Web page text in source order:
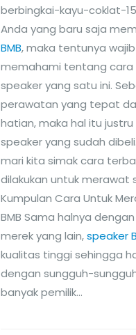
berbingkai-kayu-coklat-
Anda yang baru saja
BMB, maka tentunya
memahami tentang
speaker yang satu ini.
perawatan yang tepat
hatian, maka hal itu
speaker yang sudah
mari kita simak cara
dilakukan untuk merawat
Kumpulan Cara Untuk
BMB Sama halnya
merek yang lain,speaker
kualitas tinggi sehingga
dengan sungguh-
banyak pemilik...